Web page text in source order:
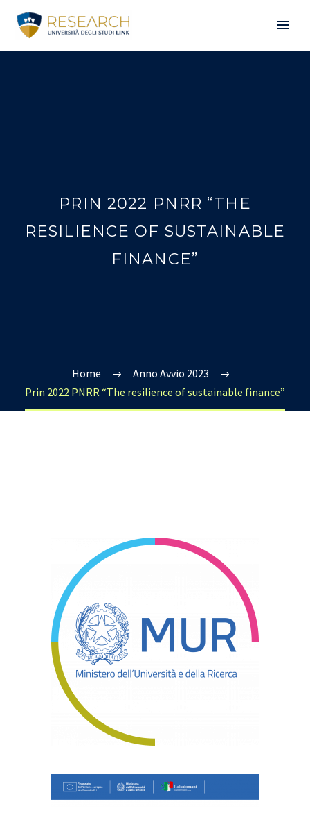
PRIN 2022 PNRR “THE
RESILIENCE OF SUSTAINABLE
FINANCE”
Home
Anno Avvio 2023
Prin 2022 PNRR “The resilience of sustainable finance”